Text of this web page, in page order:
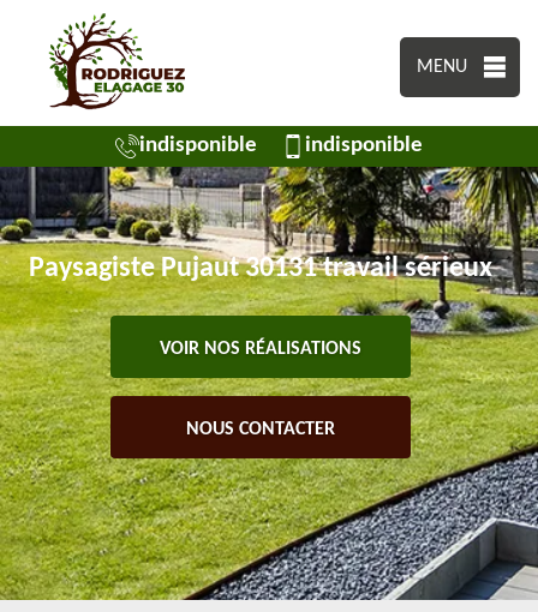
MENU
indisponible indisponible
Paysagiste Pujaut 30131 travail sérieux
VOIR NOS RÉALISATIONS
NOUS CONTACTER